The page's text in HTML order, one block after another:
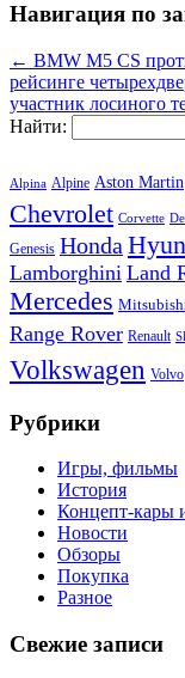
Навигация по
← BMW M5 CS
рейсинге
участник лосиного
Найти:
Alpina Alpine Aston Martin
Chevrolet Corvette
Genesis Honda
Lamborghini Land
Mercedes
Range Rover Renault
Volkswagen Volvo
Рубрики
Игры, фильмы
История
Концепт-кары
Новости
Обзоры
Покупка
Разное
Свежие записи